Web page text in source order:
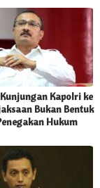
Kapolri ke
Bukan Bentuk
Hukum